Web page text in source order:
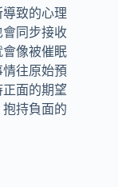
致的心理
同步接收
像被催眠
往原始預
面的期望
持負面的